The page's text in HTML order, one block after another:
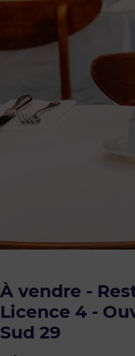
À vendre -
Licence 4 -
Sud 29